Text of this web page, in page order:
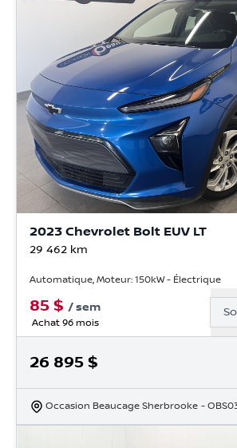
2023 Chevrolet Bolt EUV LT
29 462 km
Automatique, Moteur: 150kW - Électrique
85 $ /sem
Achat 96 mois
26 895 $
Occasion Beaucage Sherbrooke -